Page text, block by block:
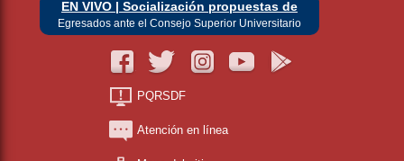
EN VIVO | Socialización propuestas de
Egresados ante el Consejo Superior Universitario
PQRSDF
Atención en línea